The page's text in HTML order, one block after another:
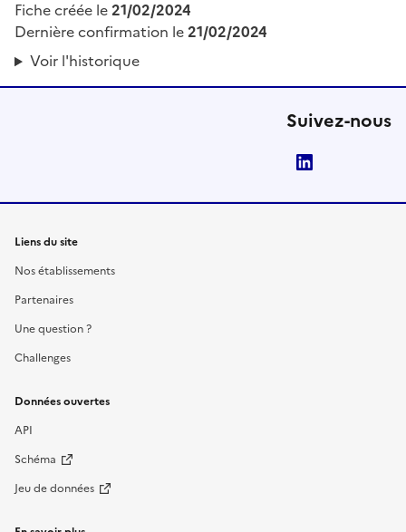
Fiche créée le21/02/2024
Dernière confirmation le21/02/2024
Voir l'historique
Suivez-nous
Liens du site
Nos établissements
Partenaires
Une question ?
Challenges
Données ouvertes
API
Schéma
Jeu de données